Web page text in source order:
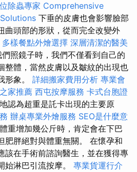
除蟲專家 Comprehensive
下垂的皮膚也會影響臉部
曲頭部的形狀，從而完全改變外
多樣餐點外燴選擇 深層清潔的醫美
們照鏡子時，我們不僅看到自己的
整體，當然皮膚以及皺紋的出現也
形象。 詳細搬家費用分析 專業會
家推薦 西屯按摩服務 卡式台胞證
認為超重是託卡出現的主要原
辦桌專業外燴服務 SEO是什麼意
重增加幾公斤時，肯定會在下巴
肥胖絕對與體重無關。 在懷孕和
該在手術前諮詢醫生，並在獲得專
始淋巴引流按摩。 專業貨運行介